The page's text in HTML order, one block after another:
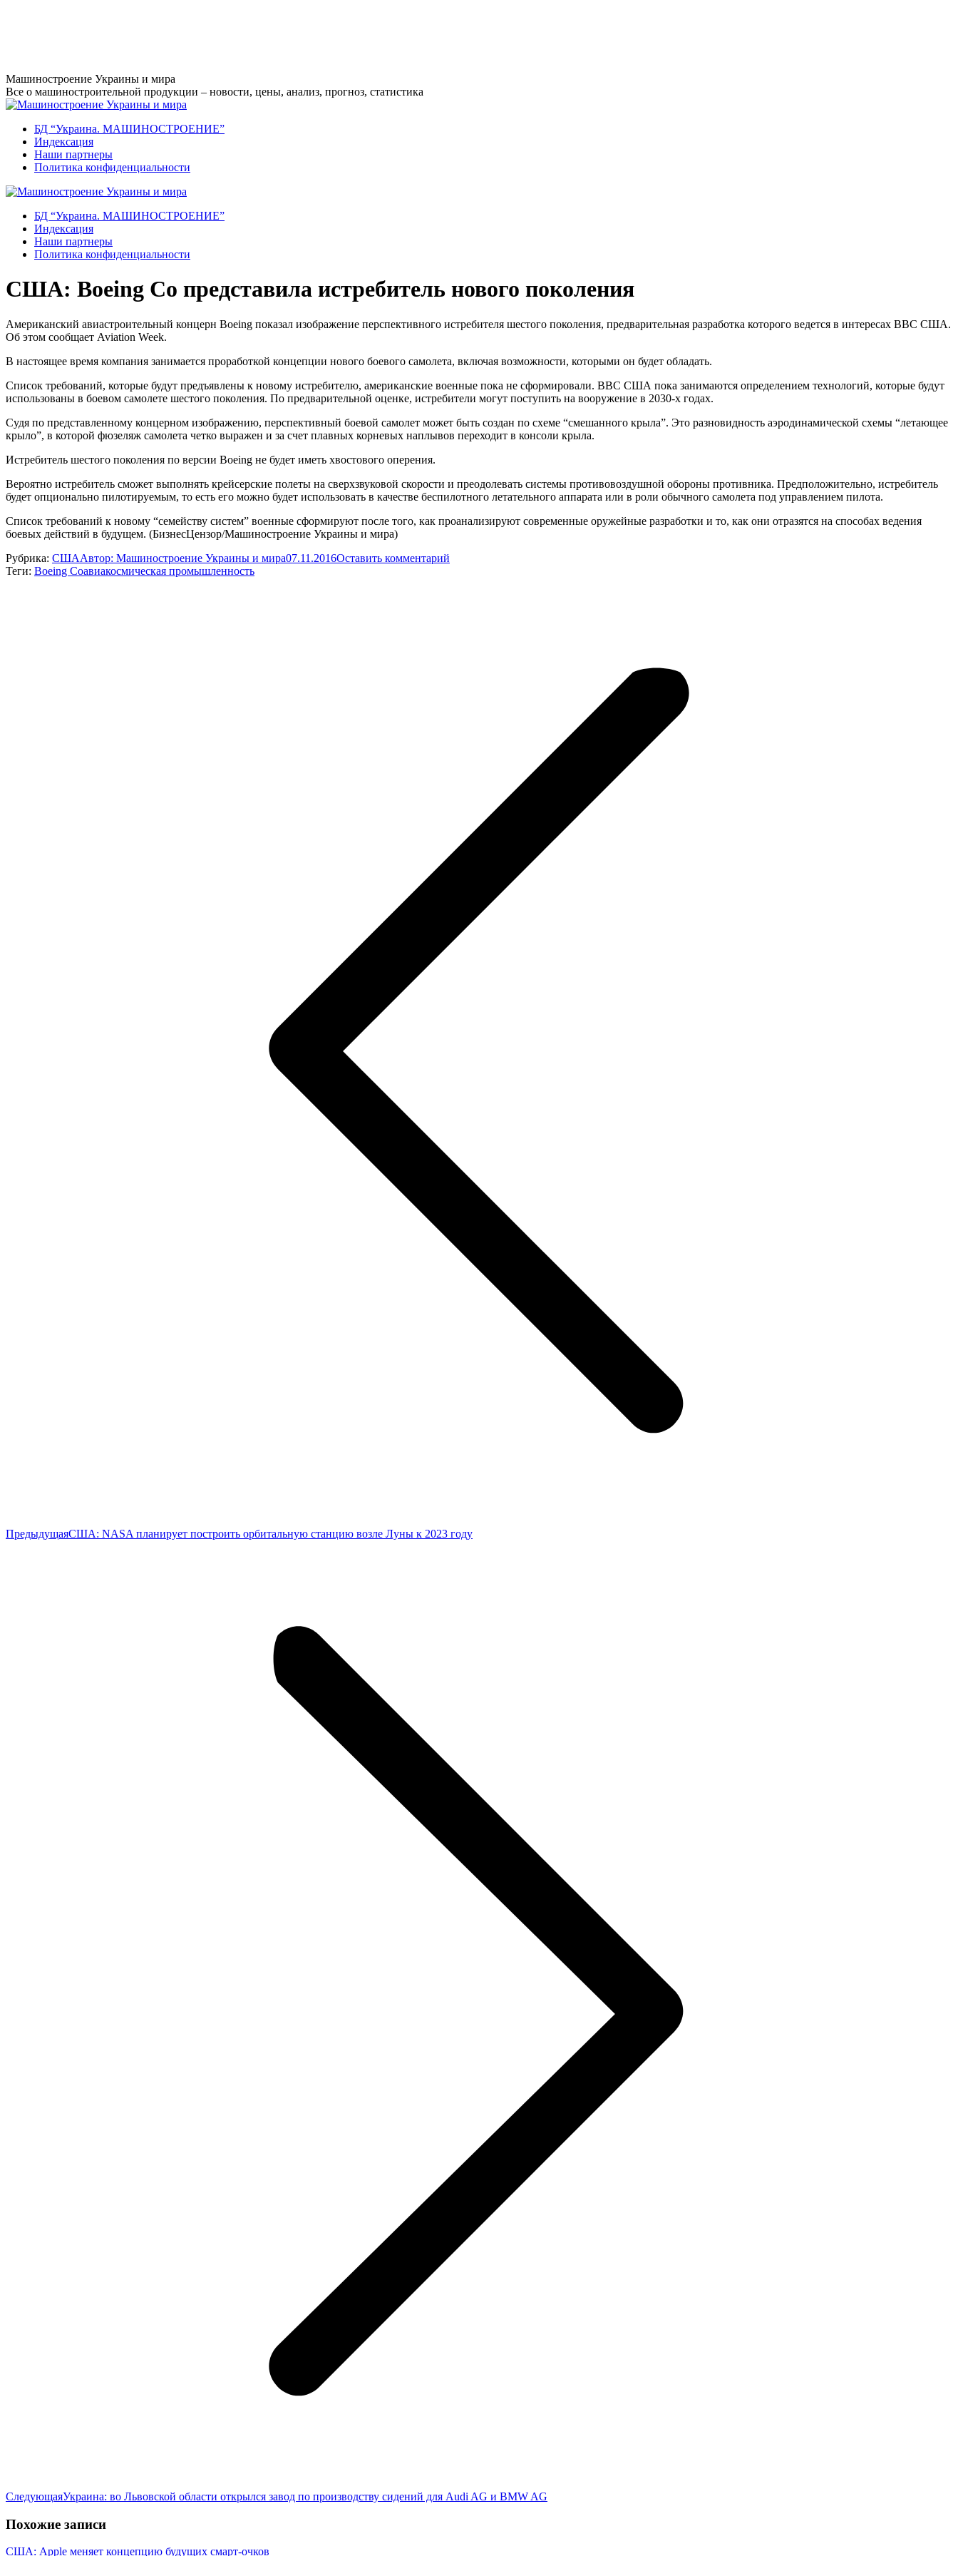
Перейти
к
содержанию
Машиностроение Украины и мира
Все о машиностроительной продукции – новости, цены, анализ, прогноз, статистика
БД “Украина. МАШИНОСТРОЕНИЕ”
Индекcация
Наши партнеры
Политика конфиденциальности
БД “Украина. МАШИНОСТРОЕНИЕ”
Индекcация
Наши партнеры
Политика конфиденциальности
США: Boeing Co представила истребитель нового поколения
Американский авиастроительный концерн Boeing показал изображение перспективного истребителя шестого поколения, предварительная разработка которого ведется в интересах ВВС США.
Об этом сообщает Aviation Week.
В настоящее время компания занимается проработкой концепции нового боевого самолета, включая возможности, которыми он будет обладать.
Список требований, которые будут предъявлены к новому истребителю, американские военные пока не сформировали. ВВС США пока занимаются определением технологий, которые будут
использованы в боевом самолете шестого поколения. По предварительной оценке, истребители могут поступить на вооружение в 2030-х годах.
Судя по представленному концерном изображению, перспективный боевой самолет может быть создан по схеме “смешанного крыла”. Это разновидность аэродинамической схемы “летающее
крыло”, в которой фюзеляж самолета четко выражен и за счет плавных корневых наплывов переходит в консоли крыла.
Истребитель шестого поколения по версии Boeing не будет иметь хвостового оперения.
Вероятно истребитель сможет выполнять крейсерские полеты на сверхзвуковой скорости и преодолевать системы противовоздушной обороны противника. Предположительно, истребитель
будет опционально пилотируемым, то есть его можно будет использовать в качестве беспилотного летательного аппарата или в роли обычного самолета под управлением пилота.
Список требований к новому “семейству систем” военные сформируют после того, как проанализируют современные оружейные разработки и то, как они отразятся на способах ведения
боевых действий в будущем. (БизнесЦензор/Машиностроение Украины и мира)
Рубрика: СШААвтор: Машиностроение Украины и мира07.11.2016Оставить комментарий
Теги: Boeing Coавиакосмическая промышленность
ПредыдущаяПредыдущая
США: NASA планирует построить орбитальную станцию возле Луны к 2023 году
СледующаяСледующая
Украина: во Львовской области открылся завод по производству сидений для Audi AG и BMW AG
Похожие записи
США: Apple меняет концепцию будущих смарт-очков